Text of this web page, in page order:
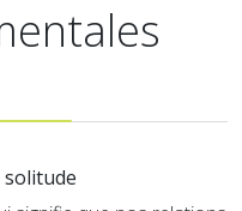
solitude